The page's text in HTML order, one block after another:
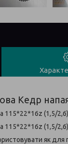
Кедр
як для